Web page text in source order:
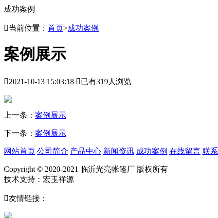
成功案例
当前位置： 首页>成功案例
案例展示
2021-10-13 15:03:18 已有319人浏览
上一条： 案例展示
下一条： 案例展示
网站首页 公司简介 产品中心 新闻资讯 成功案例 在线留言 联
Copyright © 2020-2021 临沂光亮帐篷厂 版权所有
技术支持：宏玉祥源
友情链接：